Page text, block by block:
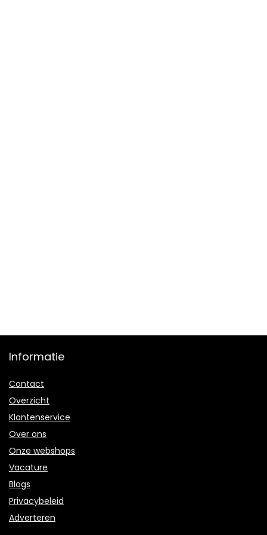
Informatie
Contact
Overzicht
Klantenservice
Over ons
Onze webshops
Vacature
Blogs
Privacybeleid
Adverteren